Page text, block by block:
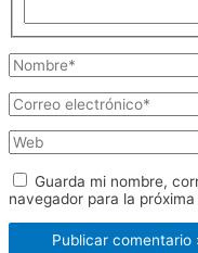
Nombre*
Correo
electrónico*
Web
Guarda mi nombre,
navegador para la